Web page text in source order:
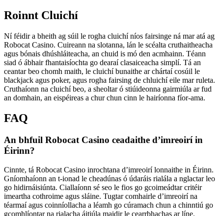
Roinnt Cluichí
Ní féidir a bheith ag súil le rogha cluichí níos fairsinge ná mar atá ag
Robocat Casino. Cuireann na slotanna, lán le scéalta cruthaitheacha
agus bónais dhúshláiteacha, an chuid is mó den acmhainn. Téann
siad ó ábhair fhantaisíochta go dearaí clasaiceacha simplí. Tá an
ceantar beo chomh maith, le cluichí bunaithe ar chártaí cosúil le
blackjack agus poker, agus rogha fairsing de chluichí eile mar ruleta.
Cruthaíonn na cluichí beo, a sheoltar ó stiúideonna gairmiúla ar fud
an domhain, an eispéireas a chur chun cinn le hairíonna fíor-ama.
FAQ
An bhfuil Robocat Casino ceadaithe d’imreoirí in
Éirinn?
Cinnte, tá Robocat Casino inrochtana d’imreoirí lonnaithe in Éirinn.
Gníomhaíonn an t-ionad le cheadúnas ó údaráis rialála a nglactar leo
go hidirnáisiúnta. Ciallaíonn sé seo le fios go gcoimeádtar critéir
imeartha cothroime agus sláine. Tugtar comhairle d’imreoirí na
téarmaí agus coinníollacha a léamh go cúramach chun a chinntiú go
gcomhlíontar na rialacha áitiúla maidir le cearrbhachas ar líne.